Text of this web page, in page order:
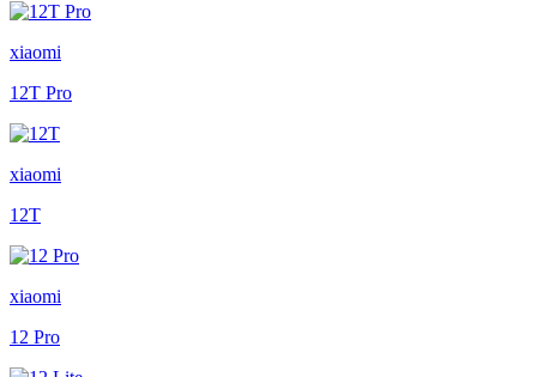
xiaomi
12T Pro
xiaomi
12T
xiaomi
12 Pro